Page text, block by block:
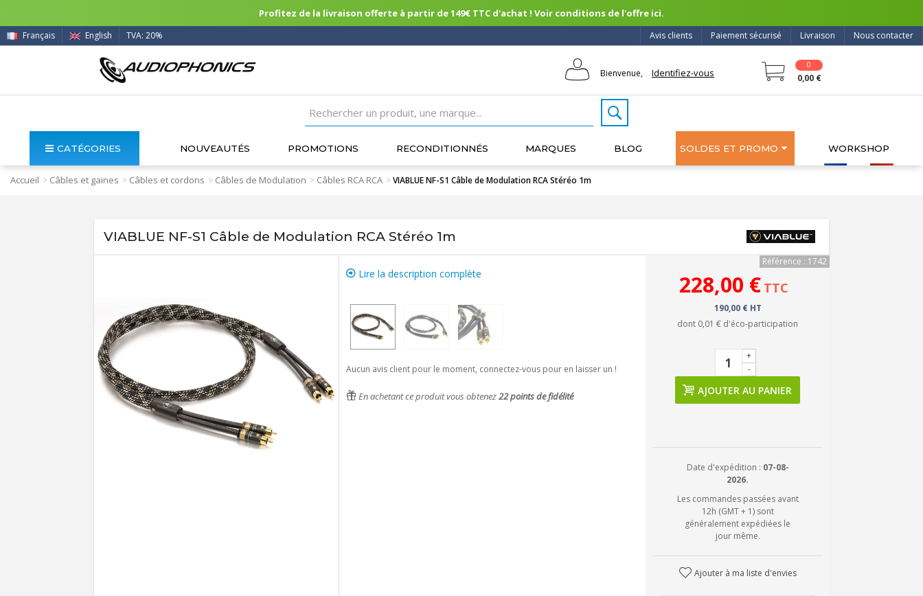
Profitez de la livraison offerte à partir de 149€ TTC d'achat ! Voir conditions de l'offre ici.
Nous contacter
Livraison
Paiement sécurisé
Avis clients
Français English TVA: 20%
Bienvenue, Identifiez-vous
0
0,00 €
CATÉGORIES NOUVEAUTÉS PROMOTIONS RECONDITIONNÉS MARQUES BLOG SOLDES ET PROMO WORKSHOP
Accueil > Câbles et gaines > Câbles et cordons > Câbles de Modulation > Câbles RCA RCA >VIABLUE NF-S1 Câble de Modulation RCA Stéréo 1m
VIABLUE NF-S1 Câble de Modulation RCA Stéréo 1m
Lire la description complète
Aucun avis client pour le moment, connectez-vous pour en laisser un !
En achetant ce produit vous obtenez22points de fidélité
Référence : 1742
228,00 € TTC
190,00 € HT
dont 0,01 € d'éco-participation
-
+
AJOUTER AU PANIER
Date d'expédition : 07-08-
2026.
Les commandes passées avant
12h (GMT + 1) sont
généralement expédiées le
jour même.
Ajouter à ma liste d'envies